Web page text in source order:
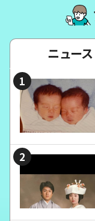
ニュース